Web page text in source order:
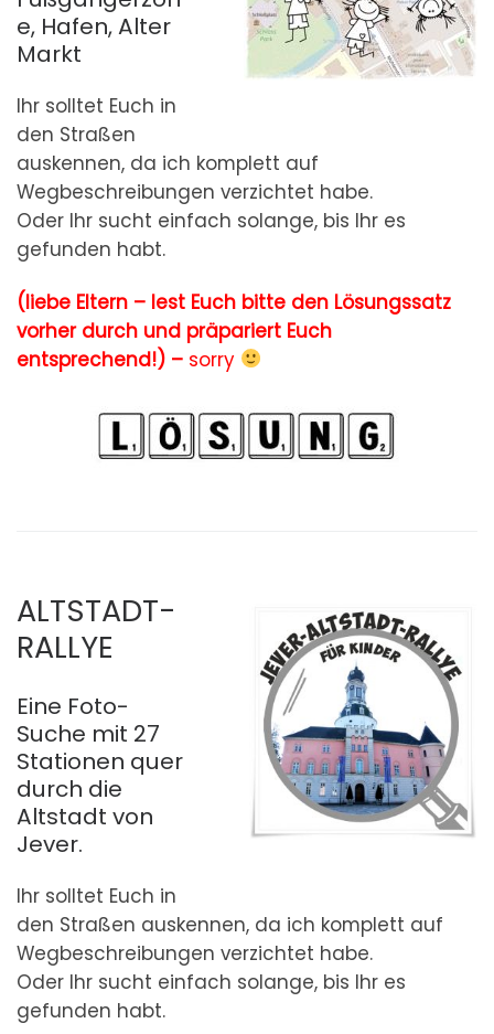
e, Hafen, Alter
Markt
Ihr solltet Euch in
den Straßen
auskennen, da ich komplett auf
Wegbeschreibungen verzichtet habe.
Oder Ihr sucht einfach solange, bis Ihr es
gefunden habt.
(liebe Eltern – lest Euch bitte den Lösungssatz
vorher durch und präpariert Euch
entsprechend!) – sorry
ALTSTADT-
RALLYE
Eine Foto-
Suche mit 27
Stationen quer
durch die
Altstadt von
Jever.
Ihr solltet Euch in
den Straßen auskennen, da ich komplett auf
Wegbeschreibungen verzichtet habe.
Oder Ihr sucht einfach solange, bis Ihr es
gefunden habt.